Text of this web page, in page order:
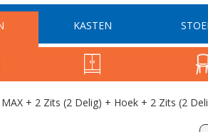
KASTEN
+ 2 Zits (2 Delig) + Hoek + 2 Zits (2